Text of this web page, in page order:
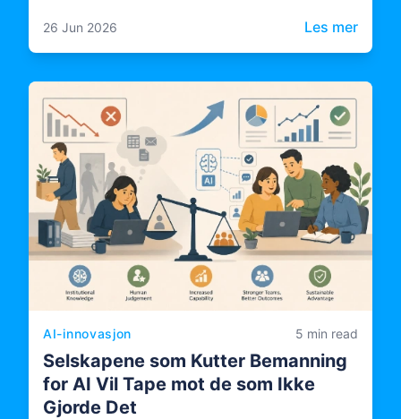
serverbehandling.
26 Jun 2026 Les mer:
AI-innovasjon 5 min read
Selskapene som Kutter Bemanning
for AI Vil Tape mot de som Ikke
Gjorde Det